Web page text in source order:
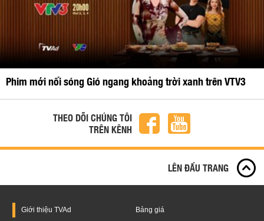
Phim mới nối sóng Gió ngang khoảng trời xanh trên VTV3
THEO DÕI CHÚNG TÔI
TRÊN KÊNH
LÊN ĐẦU TRANG
Giới thiệu TVAd Bảng giá